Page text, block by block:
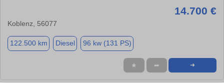
14.700 €
Koblenz, 56077
122.500 km Diesel 96 kw (131 PS)
★ ➦ ➜